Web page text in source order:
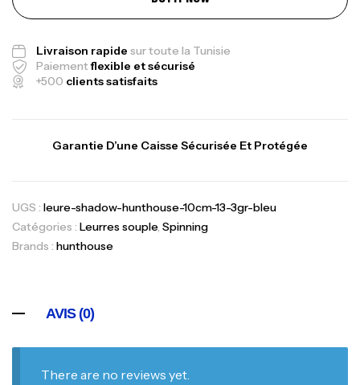
Livraison rapide sur toute la Tunisie
Paiementflexible et sécurisé
+500 clients satisfaits
Garantie D’une Caisse Sécurisée Et Protégée
UGS : leure-shadow-hunthouse-10cm-13-3gr-bleu
Catégories : Leurres souple, Spinning
Brands : hunthouse
AVIS (0)
There are no reviews yet.